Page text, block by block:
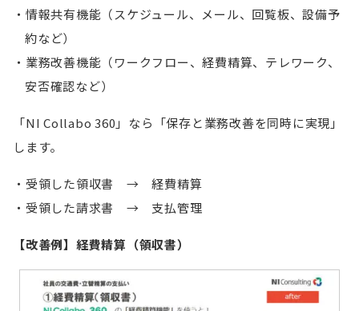
情報共有機能（スケジュール、メール、回覧板、設備予
約など）
業務改善機能（ワークフロー、経費精算、テレワーク、
安否確認など）
「NI Collabo 360」なら「保存と業務改善を同時に実現」
します。
受領した領収書 → 経費精算
受領した請求書 → 支払管理
【改善例】経費精算（領収書）